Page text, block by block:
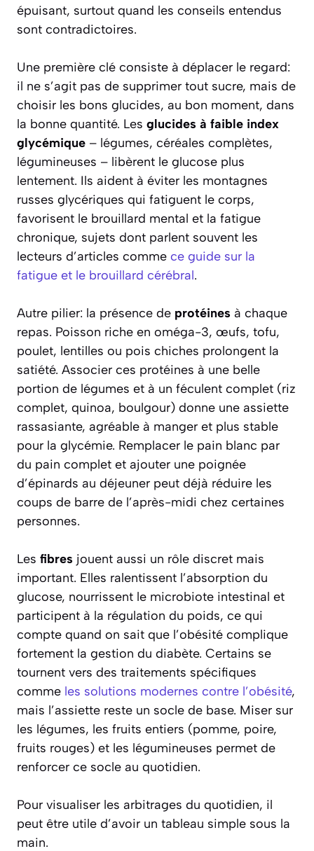
épuisant, surtout quand les conseils entendus
sont contradictoires.
Une première clé consiste à déplacer le regard:
il ne s’agit pas de supprimer tout sucre, mais de
choisir les bons glucides, au bon moment, dans
la bonne quantité. Les glucides à faible index
glycémique – légumes, céréales complètes,
légumineuses – libèrent le glucose plus
lentement. Ils aident à éviter les montagnes
russes glycériques qui fatiguent le corps,
favorisent le brouillard mental et la fatigue
chronique, sujets dont parlent souvent les
lecteurs d’articles comme ce guide sur la
fatigue et le brouillard cérébral.
Autre pilier: la présence de protéines à chaque
repas. Poisson riche en oméga-3, œufs, tofu,
poulet, lentilles ou pois chiches prolongent la
satiété. Associer ces protéines à une belle
portion de légumes et à un féculent complet (riz
complet, quinoa, boulgour) donne une assiette
rassasiante, agréable à manger et plus stable
pour la glycémie. Remplacer le pain blanc par
du pain complet et ajouter une poignée
d’épinards au déjeuner peut déjà réduire les
coups de barre de l’après-midi chez certaines
personnes.
Les fibres jouent aussi un rôle discret mais
important. Elles ralentissent l’absorption du
glucose, nourrissent le microbiote intestinal et
participent à la régulation du poids, ce qui
compte quand on sait que l’obésité complique
fortement la gestion du diabète. Certains se
tournent vers des traitements spécifiques
comme les solutions modernes contre l’obésité,
mais l’assiette reste un socle de base. Miser sur
les légumes, les fruits entiers (pomme, poire,
fruits rouges) et les légumineuses permet de
renforcer ce socle au quotidien.
Pour visualiser les arbitrages du quotidien, il
peut être utile d’avoir un tableau simple sous la
main.